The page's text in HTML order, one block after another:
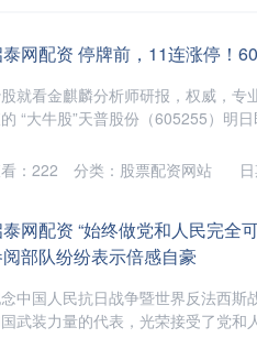
泰网配资 停牌前，11连涨停！
就看金麒麟分析师研报，权威，专
“大牛股”天普股份（605255）明
： 222 分类： 股票配资网站
泰网配资 “始终做党和人民完全
部队纷纷表示倍感自豪
中国人民抗日战争暨世界反法西
武装力量的代表，光荣接受了党和